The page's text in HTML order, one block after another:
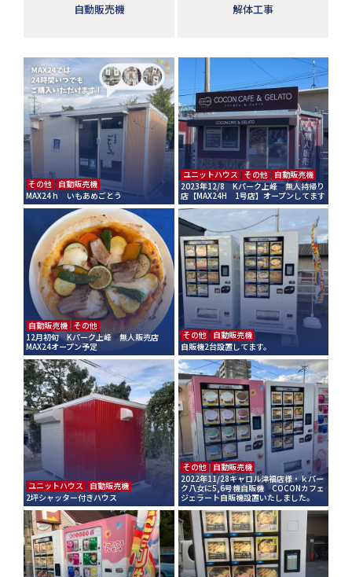
自動販売機 解体工事
その他
自動販売機
MAX24ｈ いもあめごとう
ユニットハウス その他
自動販売機
2023年12/8 Kパーク上峰 無人持帰り
店【MAX24H 1号店】オープンしてます
自動販売機 その他
12月初旬 Kパーク上峰 無人販売店
MAX24オープン予定
その他
自動販売機
自販機2台設置してます。
ユニットハウス
自動販売機
2坪シャッター付きハウス
その他
自動販売機
2022年11/28キャロル津福店様・ｋパー
ク八女に5,6号機自販機 COCONカフェ
ジェラート自販機設置いたしました。